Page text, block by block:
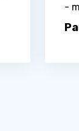
-